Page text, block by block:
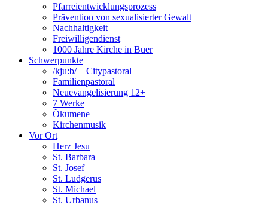
Pfarreientwicklungsprozess
Prävention von sexualisierter Gewalt
Nachhaltigkeit
Freiwilligendienst
1000 Jahre Kirche in Buer
Schwerpunkte
/kju:b/ – Citypastoral
Familienpastoral
Neuevangelisierung 12+
7 Werke
Ökumene
Kirchenmusik
Vor Ort
Herz Jesu
St. Barbara
St. Josef
St. Ludgerus
St. Michael
St. Urbanus